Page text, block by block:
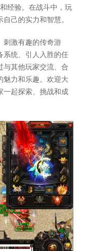
经验。在战斗中，玩
己的实力和智慧。
刺激有趣的传奇游
系统、引人入胜的任
与其他玩家交流、合
魅力和乐趣。欢迎大
一起探索、挑战和成